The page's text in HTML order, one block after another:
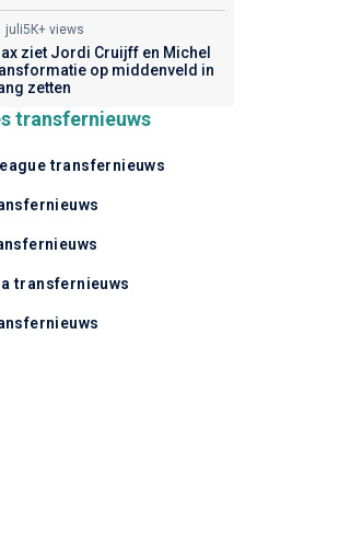
juli5K+ views
ziet Jordi Cruijff en Michel
op middenveld in
zetten
transfernieuws
transfernieuws
transfernieuws